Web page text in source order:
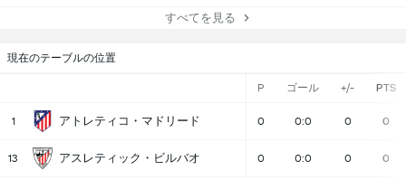
すべてを見る
現在のテーブルの位置
P ゴール +/- PTS
1 アトレティコ・マドリード 0 0:0 0 0
13 アスレティック・ビルバオ 0 0:0 0 0